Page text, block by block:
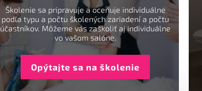
Školenie sa pripravuje a oceňuje individuálne
podľa typu a počtu školených zariadení a počtu
účastníkov. Môžeme vás zaškoliť aj individuálne
vo vašom salóne.
Opýtajte sa na školenie